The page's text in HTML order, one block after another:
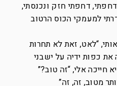
דחפתי חזק ונכנסתי,
למעמקי הכוס הרטוב
“לאט, זאת לא תחרות
את כפות ידיה על ישבני
חייכה אלי, “זה טוב?”
מטוב, זה, זה”